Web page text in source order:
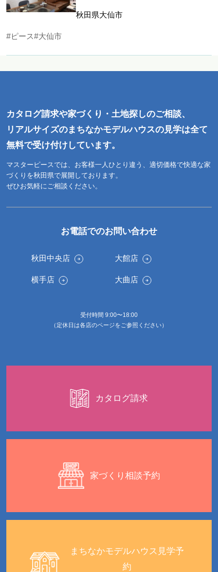
秋田県大仙市
#ピース#大仙市
カタログ請求や家づくり・土地探しのご相談、
リアルサイズのまちなかモデルハウスの見学は全て
無料で受け付けしています。
マスターピースでは、お客様一人ひとり違う、適切価格で快適な家
づくりを秋田県で展開しております。
ぜひお気軽にご相談ください。
お電話でのお問い合わせ
秋田中央店 大館店
横手店 大曲店
受付時間 9:00〜18:00
（定休日は各店のページをご参照ください）
カタログ請求
家づくり相談予約
まちなかモデルハウス見学予
約